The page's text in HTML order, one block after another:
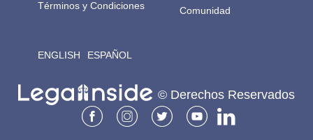
Términos y Condiciones
ENGLISH ESPAÑOL
Comunidad
© Derechos Reservados